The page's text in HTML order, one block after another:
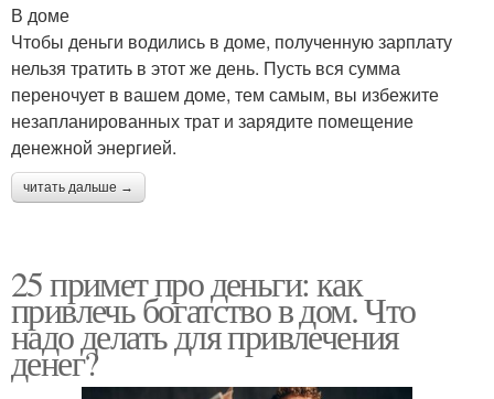
В доме
Чтобы деньги водились в доме, полученную зарплату
нельзя тратить в этот же день. Пусть вся сумма
переночует в вашем доме, тем самым, вы избежите
незапланированных трат и зарядите помещение
денежной энергией.
читать дальше →
25 примет про деньги: как
привлечь богатство в дом. Что
надо делать для привлечения
денег?